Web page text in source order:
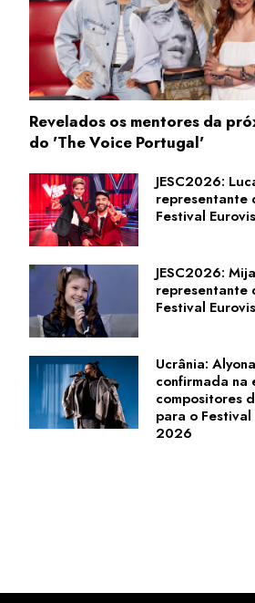
Revelados os mentores da
do 'The Voice Portugal'
JESC2026:
representante
Festival
JESC2026:
representante
Festival
Ucrânia:
confirmada na
compositores
para o Festival
2026